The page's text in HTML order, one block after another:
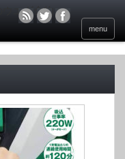
ウエダ金物
menu